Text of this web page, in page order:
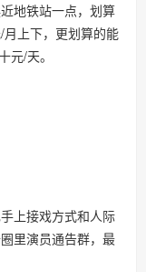
地铁站一点，划算
上下，更划算的能
元/天。
上接戏方式和人际
里演员通告群，最